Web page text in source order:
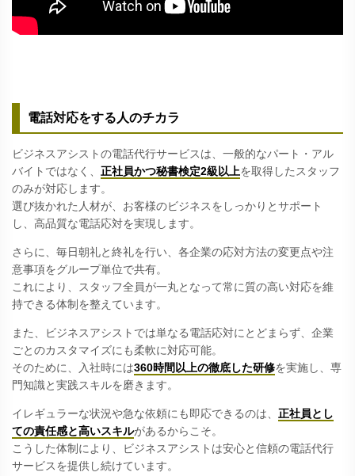
電話対応をする人のチカラ
ビジネスアシストの電話代行サービスは、一般的なパート・アル
バイトではなく、 正社員かつ秘書検定2級以上を取得したスタッフ
のみが対応します。
選び抜かれた人材が、お客様のビジネスをしっかりとサポート
し、高品質な電話応対を実現します。
さらに、毎日朝礼と終礼を行い、各企業の応対方法の変更点や注
意事項をグループ単位で共有。
これにより、スタッフ全員が一丸となって常に質の高い対応を維
持できる体制を整えています。
また、ビジネスアシストでは単なる電話応対にとどまらず、企業
ごとのカスタマイズにも柔軟に対応可能。
そのために、入社時には360時間以上の徹底した研修を実施し、専
門知識と実践スキルを磨きます。
イレギュラーな状況や急な依頼にも即応できるのは、 正社員とし
ての責任感と高いスキルがあるからこそ。
こうした体制により、ビジネスアシストは安心と信頼の電話代行
サービスを提供し続けています。